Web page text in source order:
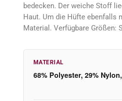
bedecken. Der weiche Stoff
Haut. Um die Hüfte ebenfalls
Material. Verfügbare Größen:
MATERIAL
68% Polyester, 29%